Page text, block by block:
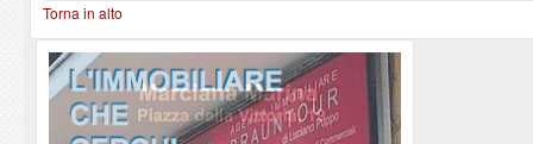
Torna in alto